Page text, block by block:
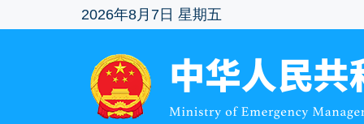
2026年8月7日 星期五